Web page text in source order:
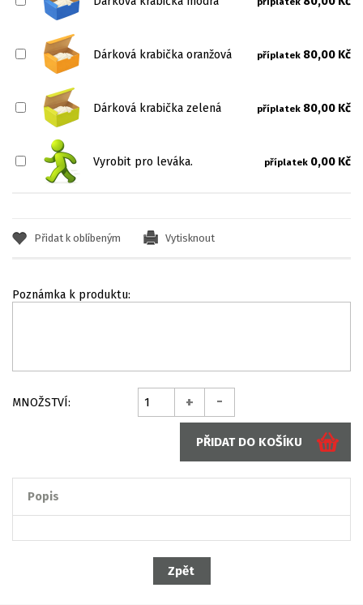
Dárková krabička oranžová příplatek 80,00 Kč
Dárková krabička zelená příplatek 80,00 Kč
Vyrobit pro leváka. příplatek 0,00 Kč
Přidat k oblíbeným Vytisknout
Poznámka k produktu:
MNOŽSTVÍ: + -
Popis